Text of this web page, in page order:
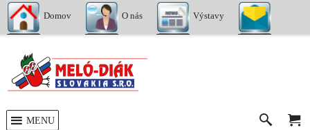
Domov O nás Výstavy
MENU